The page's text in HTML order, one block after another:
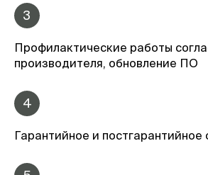
3
Профилактические работы
производителя, обновление ПО
4
Гарантийное и постгарантийное